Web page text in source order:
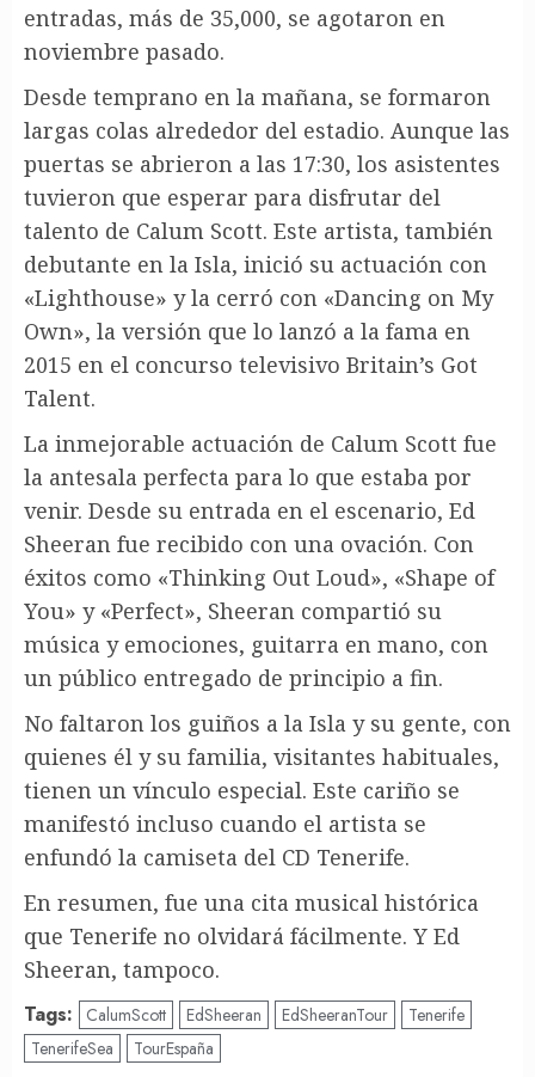
entradas, más de 35,000, se agotaron en
noviembre pasado.
Desde temprano en la mañana, se formaron
largas colas alrededor del estadio. Aunque las
puertas se abrieron a las 17:30, los asistentes
tuvieron que esperar para disfrutar del
talento de Calum Scott. Este artista, también
debutante en la Isla, inició su actuación con
«Lighthouse» y la cerró con «Dancing on My
Own», la versión que lo lanzó a la fama en
2015 en el concurso televisivo Britain’s Got
Talent.
La inmejorable actuación de Calum Scott fue
la antesala perfecta para lo que estaba por
venir. Desde su entrada en el escenario, Ed
Sheeran fue recibido con una ovación. Con
éxitos como «Thinking Out Loud», «Shape of
You» y «Perfect», Sheeran compartió su
música y emociones, guitarra en mano, con
un público entregado de principio a fin.
No faltaron los guiños a la Isla y su gente, con
quienes él y su familia, visitantes habituales,
tienen un vínculo especial. Este cariño se
manifestó incluso cuando el artista se
enfundó la camiseta del CD Tenerife.
En resumen, fue una cita musical histórica
que Tenerife no olvidará fácilmente. Y Ed
Sheeran, tampoco.
Tags: CalumScott EdSheeran EdSheeranTour
Tenerife
TenerifeSea
TourEspaña